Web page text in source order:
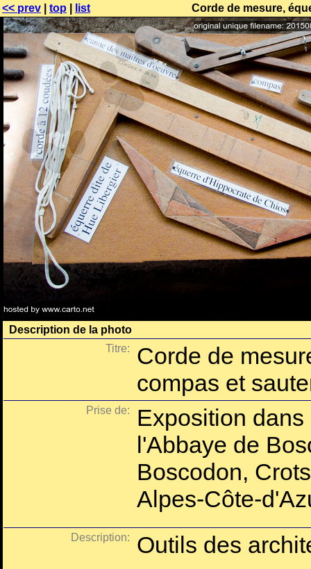
<< prev top list Corde de mesure,
Description de la photo
Titre:
Corde de
compas et
Prise de:
Exposition
l'Abbaye de
Boscodon,
Alpes-Côte-
Description:
Outils des